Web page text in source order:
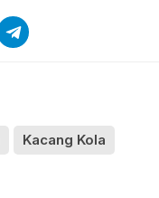
Kacang Kola